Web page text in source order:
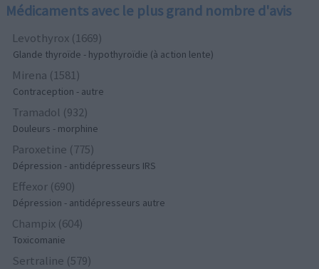
Médicaments avec le plus grand nombre d'avis
Levothyrox (1669)
Glande thyroïde - hypothyroïdie (à action lente)
Mirena (1581)
Contraception - autre
Tramadol (932)
Douleurs - morphine
Paroxetine (775)
Dépression - antidépresseurs IRS
Effexor (690)
Dépression - antidépresseurs autre
Champix (604)
Toxicomanie
Sertraline (579)